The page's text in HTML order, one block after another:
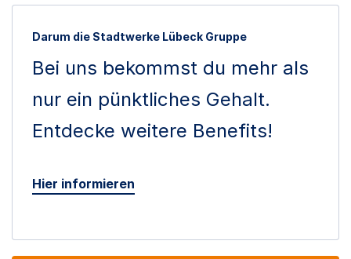
Darum die Stadtwerke Lübeck Gruppe
Bei uns bekommst du mehr als
nur ein pünktliches Gehalt.
Entdecke weitere Benefits!
Hier informieren